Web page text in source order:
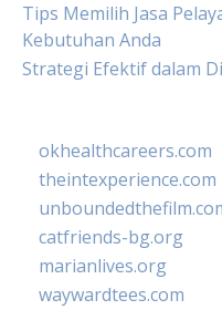
Tips Memilih Jasa
Kebutuhan Anda
Strategi Efektif dalam
okhealthcareers.com
theintexperience.com
catfriends-bg.org
marianlives.org
waywardtees.com